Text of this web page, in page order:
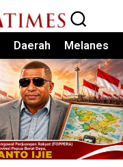
Daerah Melanesia